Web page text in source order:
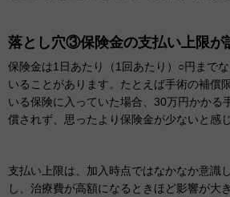
落とし穴③保険金の支払い上限が
保険金は1日あたり（1回あたり）○円まで
いることがあります。たとえば手術の補償
いる保険に入っていた場合、30万円かかる
償されず、思ったより保険金が少ないと感
支払い上限は、加入時点ではなかなか意識
し、治療費が高額になるときほど影響が大